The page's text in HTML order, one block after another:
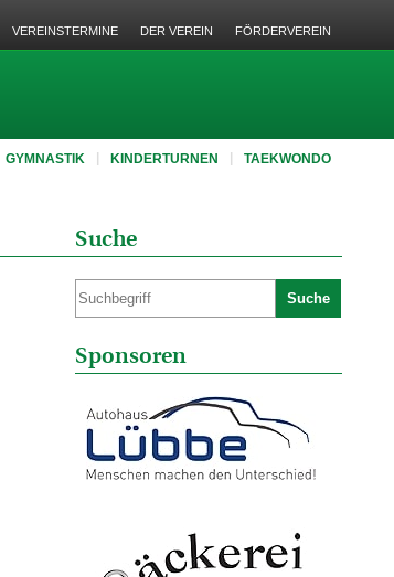
GYMNASTIK KINDERTURNEN TAEKWONDO
VEREINSTERMINE DER VEREIN FÖRDERVEREIN
Suche
Suche
Sponsoren